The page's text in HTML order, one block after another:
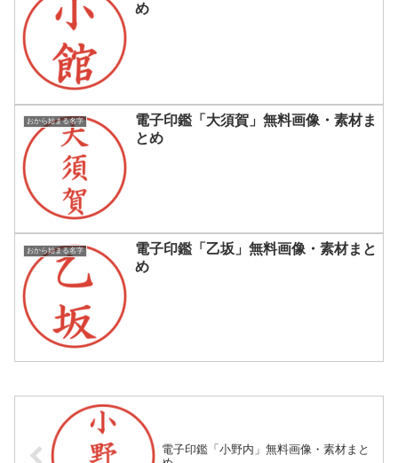
め
おから始まる名字
電子印鑑「大須賀」無料画像・素材ま
とめ
おから始まる名字
電子印鑑「乙坂」無料画像・素材まと
め
電子印鑑「小野内」無料画像・素材まと